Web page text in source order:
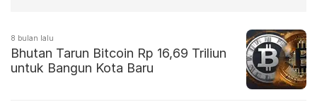
8 bulan lalu
Bhutan Tarun Bitcoin Rp 16,69 Triliun
untuk Bangun Kota Baru